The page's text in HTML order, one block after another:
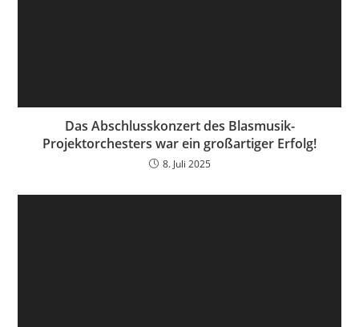
Das Abschlusskonzert des Blasmusik-
Projektorchesters war ein großartiger Erfolg!
8. Juli 2025